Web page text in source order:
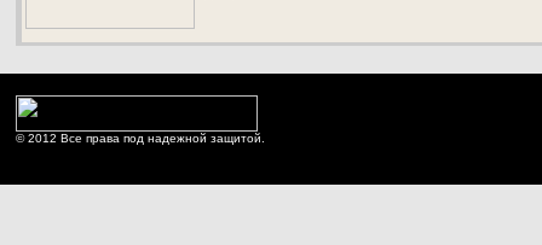
© 2012 Все права под надежной защитой.